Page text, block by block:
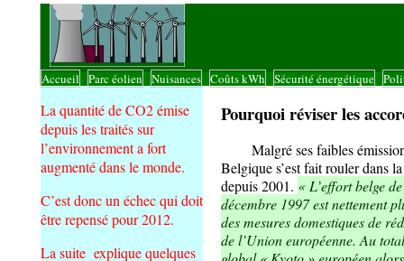
Accueil Parc éolien Nuisances Coûts kWh Sécurité énergétique
La quantité de CO2 émise
depuis les traités sur
l’environnement a fort
augmenté dans le monde.
C’est donc un échec qui doit
être repensé pour 2012.
La suite explique quelques
Pourquoi réviser les
Malgré ses faibles
Belgique s’est fait rouler dans
depuis 2001. « L’effort belge
décembre 1997 est nettement
des mesures domestiques de
de l’Union européenne. Au